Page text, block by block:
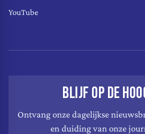
YouTube
BLIJF OP DE
Ontvang onze dagelijkse
en duiding van onze